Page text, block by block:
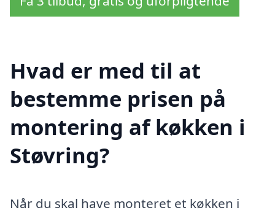
Hvad er med til at
bestemme prisen på
montering af køkken i
Støvring?
Når du skal have monteret et køkken i